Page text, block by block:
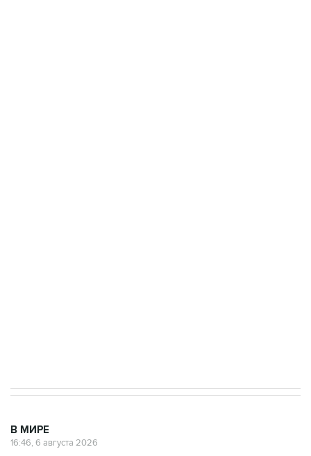
В МИРЕ
16:46, 6 августа 2026